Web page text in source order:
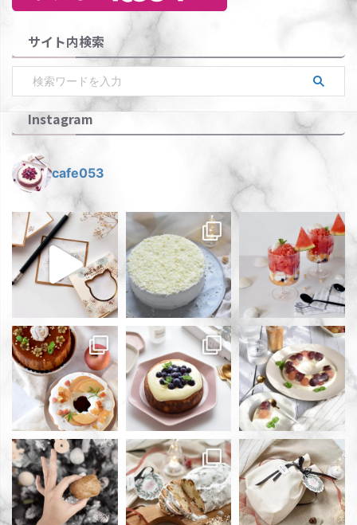
サイト内検索
Instagram
cafe053